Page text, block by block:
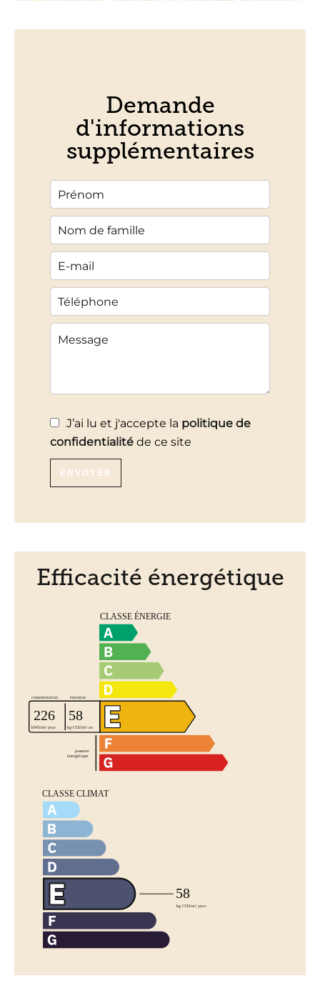
Demande
d'informations
supplémentaires
J’ai lu et j'accepte la politique de
confidentialité de ce site
ENVOYER
Efficacité énergétique